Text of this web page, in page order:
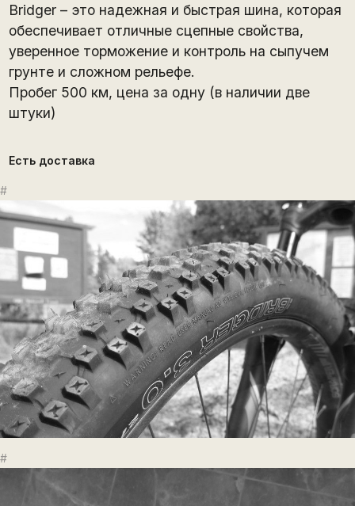
Bridger – это надежная и быстрая шина, которая
обеспечивает отличные сцепные свойства,
уверенное торможение и контроль на сыпучем
грунте и сложном рельефе.
Пробег 500 км, цена за одну (в наличии две
штуки)
Есть доставка
#
#